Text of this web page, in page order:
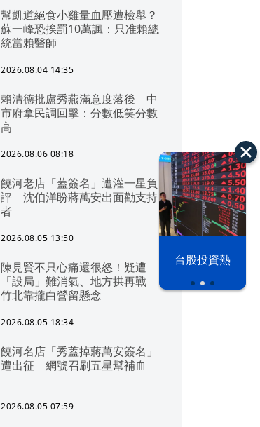
之下
台股投資熱
幫凱道絕食小雞量血壓遭檢舉？
蘇一峰恐挨罰10萬諷：只准賴總
統當賴醫師
2026.08.04 14:35
賴清德批盧秀燕滿意度落後 中
市府拿民調回擊：分數低笑分數
高
2026.08.06 08:18
饒河老店「蓋簽名」遭灌一星負
評 沈伯洋盼蔣萬安出面勸支持
者
2026.08.05 13:50
陳見賢不只心痛還很怒！疑遭
「設局」難消氣、地方拱再戰
竹北靠攏白營留懸念
2026.08.05 18:34
饒河名店「秀蓋掉蔣萬安簽名」
遭出征 網號召刷五星幫補血
2026.08.05 07:59